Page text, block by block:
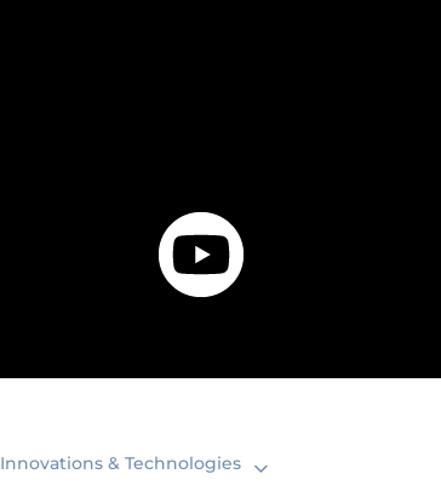
Innovations & Technologies